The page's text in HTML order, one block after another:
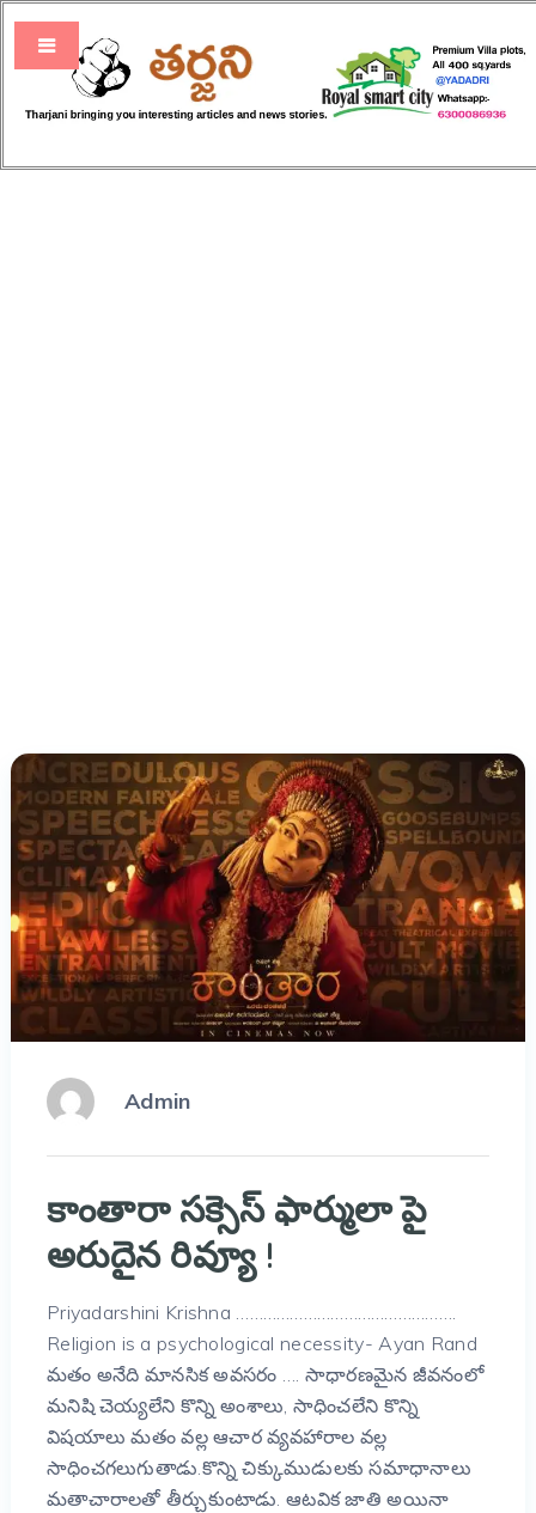
Admin
కాంతారా సక్సెస్‌ ఫార్ములా పై
అరుదైన రివ్యూ !
Priyadarshini Krishna ………………………………………….
Religion is a psychological necessity- Ayan Rand
మతం అనేది మానసిక అవసరం …. సాధారణమైన జీవనంలో
మనిషి చెయ్యలేని కొన్ని అంశాలు, సాధించలేని కొన్ని
విషయాలు మతం వల్ల ఆచార వ్యవహారాల వల్ల
సాధించగలుగుతాడు.కొన్ని చిక్కుముడులకు సమాధానాలు
మతాచారాలతో తీర్చుకుంటాడు. ఆటవిక జాతి అయినా